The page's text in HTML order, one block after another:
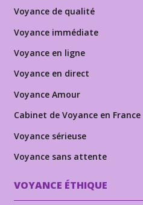
Voyance de qualité
Voyance immédiate
Voyance en ligne
Voyance en direct
Voyance Amour
Cabinet de Voyance en France
Voyance sérieuse
Voyance sans attente
VOYANCE ÉTHIQUE